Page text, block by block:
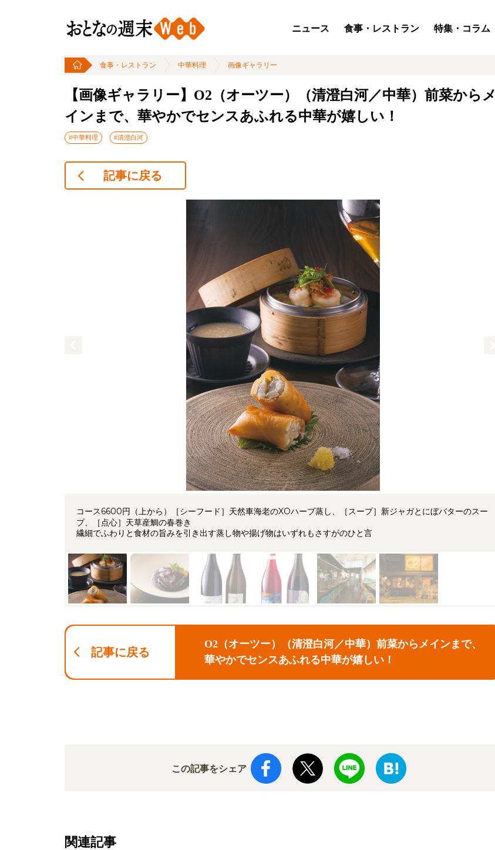
ニュース 食事・レストラン 特集・コラム
食事・レストラン 中華料理 画像ギャラリー
【画像ギャラリー】O2（オーツー）（清澄白河／中華）前菜からメ
インまで、華やかでセンスあふれる中華が嬉しい！
#中華料理 #清澄白河
記事に戻る
コース6600円（上から）［シーフード］天然車海老のXOハーブ蒸し、［スープ］新ジャガとにぼバターのスー
プ、［点心］天草産鯛の春巻き
繊細でふわりと食材の旨みを引き出す蒸し物や揚げ物はいずれもさすがのひと言
記事に戻る
O2（オーツー）（清澄白河／中華）前菜からメインまで、
華やかでセンスあふれる中華が嬉しい！
この記事をシェア
関連記事